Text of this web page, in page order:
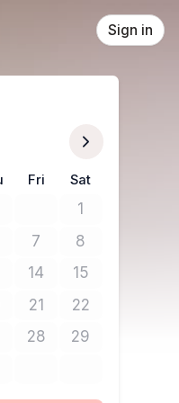
Sign in
Fri Sat
1No tickets
available
tickets available
7No tickets available
8No tickets
available
tickets available
14No tickets available
15No tickets
available
tickets available
21No tickets available
22No tickets
available
tickets available
28No tickets available
29No tickets